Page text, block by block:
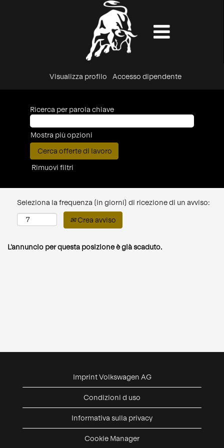
Visualizza profilo Accesso dipendente
Ricerca per parola chiave
Mostra più opzioni
Rimuovi filtri
Seleziona la frequenza (in giorni) di ricezione di un avviso:
Crea avviso
L'annuncio per questa posizione è già scaduto.
Imprint Volkswagen AG
Condizioni d uso
Informativa sulla privacy
Cookie Manager